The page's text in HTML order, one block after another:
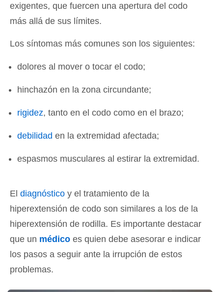
exigentes, que fuercen una apertura del codo
más allá de sus límites.
Los síntomas más comunes son los siguientes:
dolores al mover o tocar el codo;
hinchazón en la zona circundante;
rigidez, tanto en el codo como en el brazo;
debilidad en la extremidad afectada;
espasmos musculares al estirar la extremidad.
El diagnóstico y el tratamiento de la
hiperextensión de codo son similares a los de la
hiperextensión de rodilla. Es importante destacar
que un médico es quien debe asesorar e indicar
los pasos a seguir ante la irrupción de estos
problemas.